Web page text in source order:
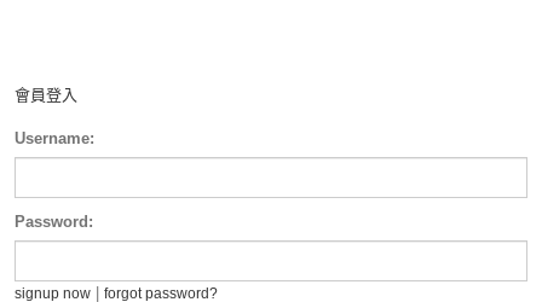
會員登入
Username:
Password:
signup now forgot password?